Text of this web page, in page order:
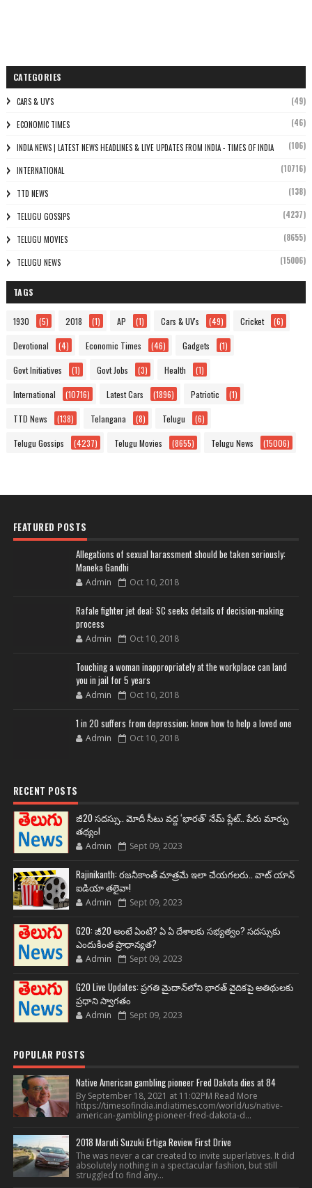
CATEGORIES
CARS & UV'S (49)
ECONOMIC TIMES (46)
INDIA NEWS | LATEST NEWS HEADLINES & LIVE UPDATES FROM INDIA - TIMES OF INDIA (106)
INTERNATIONAL (10716)
TTD NEWS (138)
TELUGU GOSSIPS (4237)
TELUGU MOVIES (8655)
TELUGU NEWS (15006)
TAGS
1930 (5) 2018 (1) AP (1) Cars & UV's (49) Cricket (6)
Devotional (4) Economic Times (46) Gadgets (1)
Govt Initiatives (1) Govt Jobs (3) Health (1)
International (10716) Latest Cars (1896) Patriotic (1)
TTD News (138) Telangana (8) Telugu (6)
Telugu Gossips (4237) Telugu Movies (8655) Telugu News (15006)
FEATURED POSTS
Allegations of sexual harassment should be taken seriously:
Maneka Gandhi
Admin Oct 10, 2018
Rafale fighter jet deal: SC seeks details of decision-making
process
Admin Oct 10, 2018
Touching a woman inappropriately at the workplace can land
you in jail for 5 years
Admin Oct 10, 2018
1 in 20 suffers from depression; know how to help a loved one
Admin Oct 10, 2018
RECENT POSTS
జీ20 సదస్సు.. మోదీ సీటు వద్ద ‘భారత్’ నేమ్ ప్లేట్‌.. పేరు మార్పు
తథ్యం!
Admin Sept 09, 2023
Rajinikanth: రజనీకాంత్ మాత్రమే ఇలా చేయగలరు.. వాట్ యాన్
ఐడియా తలైవా!
Admin Sept 09, 2023
G20: జీ20 అంటే ఏంటి? ఏ ఏ దేశాలకు సభ్యత్వం? సదస్సుకు
ఎందుకింత ప్రాధాన్యత?
Admin Sept 09, 2023
G20 Live Updates: ప్రగతి మైదాన్‌లోని భారత్ వైదికపై అతిథులకు
ప్రధాని స్వాగతం
Admin Sept 09, 2023
POPULAR POSTS
Native American gambling pioneer Fred Dakota dies at 84
By September 18, 2021 at 11:02PM Read More
https://timesofindia.indiatimes.com/world/us/native-
american-gambling-pioneer-fred-dakota-d...
2018 Maruti Suzuki Ertiga Review First Drive
The was never a car created to invite superlatives. It did
absolutely nothing in a spectacular fashion, but still
struggled to find any...